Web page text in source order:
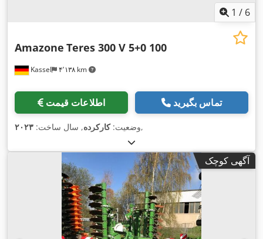
1 / 6
Kassel ۴٬۱۳۸ km
Amazone Teres 300 V 5+0 100
اطلاعات قیمت تماس بگیرید
وضعیت:کارکرده, سال ساخت: ۲۰۲۳ ,
آگهی کوچک